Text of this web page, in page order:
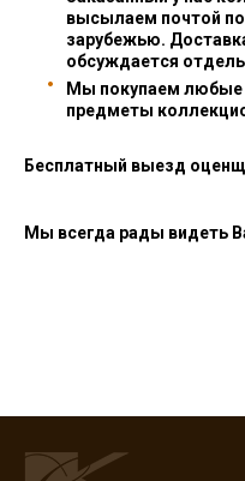
высылаем почтой
зарубежью.
обсуждается
Мы покупаем любые
предметы
Бесплатный выезд
Мы всегда рады видеть